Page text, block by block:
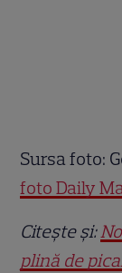
Sursa foto:
foto Daily
Citește și:
plină de